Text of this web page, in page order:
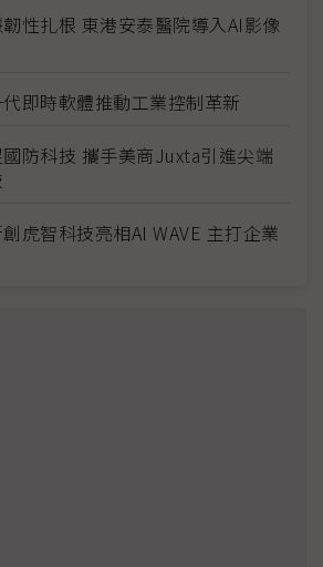
性扎根 東港安泰醫院導入AI影像
即時軟體推動工業控制革新
防科技 攜手美商Juxta引進尖端
虎智科技亮相AI WAVE 主打企業